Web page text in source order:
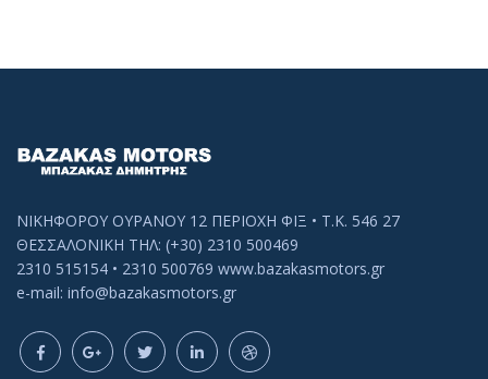
ΝΙΚΗΦΟΡΟΥ ΟΥΡΑΝΟΥ 12 ΠΕΡΙΟΧΗ ΦΙΞ • Τ.Κ. 546 27
ΘΕΣΣΑΛΟΝΙΚΗ ΤΗΛ: (+30) 2310 500469
2310 515154 • 2310 500769 www.bazakasmotors.gr
e-mail: info@bazakasmotors.gr